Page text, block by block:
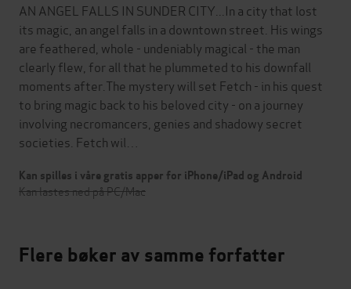
AN ANGEL FALLS IN SUNDER CITY...In a city that lost
its magic, an angel falls in a downtown street. His wings
are feathered, whole - undeniably magical - the man
clearly flew, for all that he plummeted to his downfall
moments after.The mystery will set Fetch - in his quest
to bring magic back to his beloved city - on a journey
involving necromancers, genies and shadowy secret
societies. Fetch wil…
Kan spilles i våre gratis apper for iPhone/iPad og Android
Kan lastes ned på PC/Mac
Flere bøker av samme forfatter